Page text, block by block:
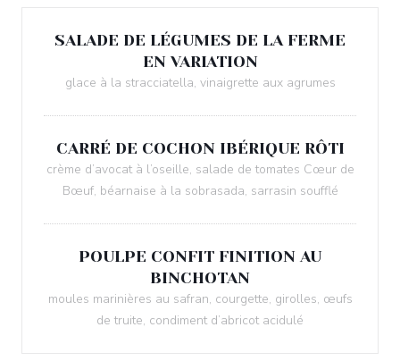
SALADE DE LÉGUMES DE LA FERME
EN VARIATION
glace à la stracciatella, vinaigrette aux agrumes
CARRÉ DE COCHON IBÉRIQUE RÔTI
crème d’avocat à l’oseille, salade de tomates Cœur de
Bœuf, béarnaise à la sobrasada, sarrasin soufflé
POULPE CONFIT FINITION AU
BINCHOTAN
moules marinières au safran, courgette, girolles, œufs
de truite, condiment d’abricot acidulé